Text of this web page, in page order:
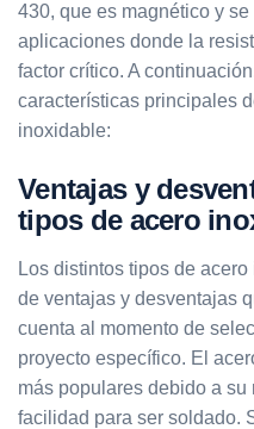
430, que es magnético y
aplicaciones donde la
factor crítico. A
características principales
inoxidable:
Ventajas y
tipos de acero
Los distintos tipos de
de ventajas y desventajas
cuenta al momento de
proyecto específico. El
más populares debido a
facilidad para ser soldado.